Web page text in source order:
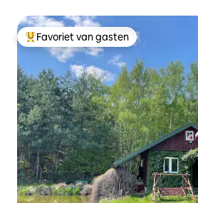
Topfavoriet van gasten
Favoriet van gasten